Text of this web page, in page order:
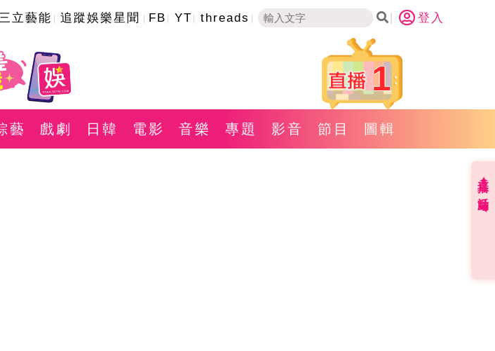
三立藝能 追蹤娛樂星聞 FB YT threads 登入
1
藝 戲劇 日韓 電影 音樂 專題 影音 節目 圖輯
直播✦活動